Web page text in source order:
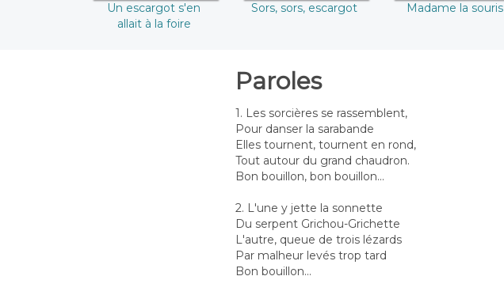
Un escargot s'en
allait à la foire
Sors, sors, escargot Madame la souris
Paroles
1. Les sorcières se rassemblent,
Pour danser la sarabande
Elles tournent, tournent en rond,
Tout autour du grand chaudron.
Bon bouillon, bon bouillon...
2. L'une y jette la sonnette
Du serpent Grichou-Grichette
L'autre, queue de trois lézards
Par malheur levés trop tard
Bon bouillon...